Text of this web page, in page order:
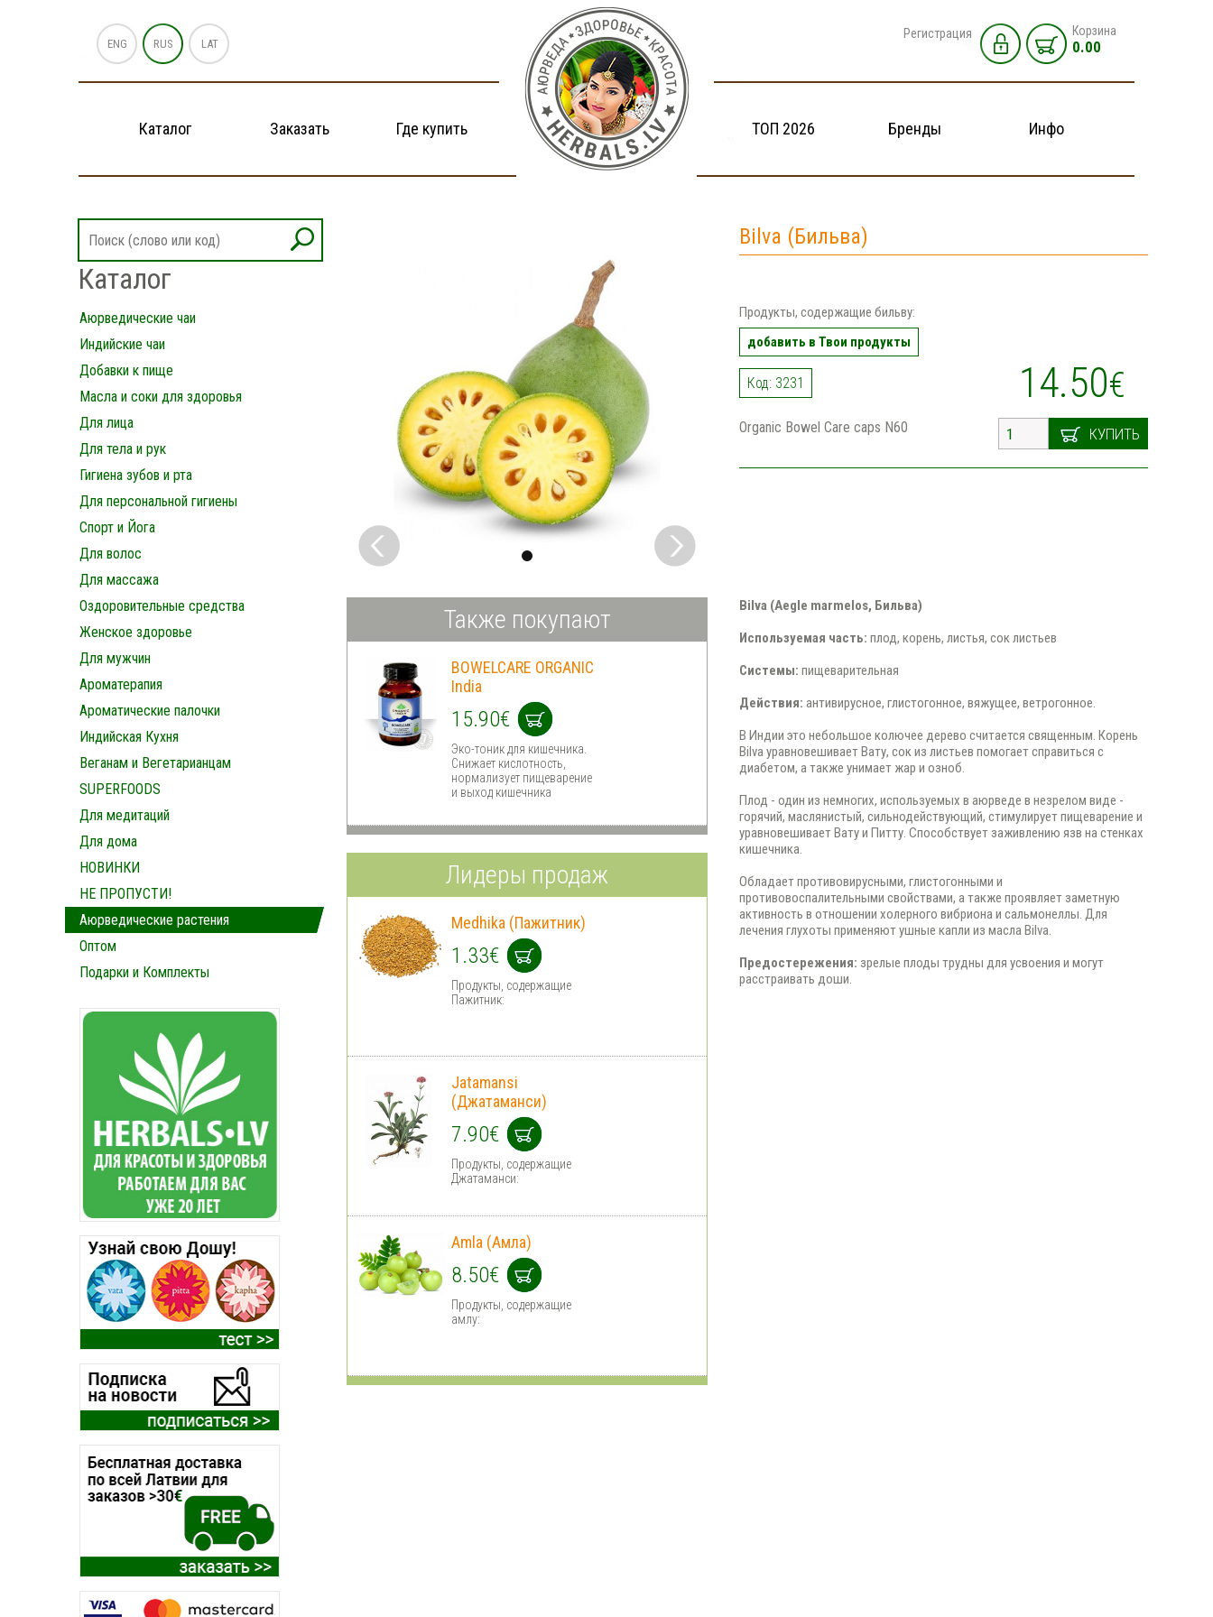
ENG RUS LAT
Регистрация Корзина
0.00
Каталог Заказать Где купить ТОП 2026 Бренды Инфо
Каталог
Аюрведические чаи
Индийские чаи
Добавки к пище
Масла и соки для здоровья
Для лица
Для тела и рук
Гигиена зубов и рта
Для персональной гигиены
Спорт и Йога
Для волос
Для массажа
Оздоровительные средства
Женское здоровье
Для мужчин
Ароматерапия
Ароматические палочки
Индийская Кухня
Веганам и Вегетарианцам
SUPERFOODS
Для медитаций
Для дома
НОВИНКИ
НЕ ПРОПУСТИ!
Аюрведические растения
Оптом
Подарки и Комплекты
Bilva (Бильва)
Продукты, содержащие бильву:
добавить в Твои продукты
Код: 3231 14.50€
КУПИТЬ
Organic Bowel Care caps N60
Bilva (Aegle marmelos, Бильва)
Используемая часть: плод, корень, листья, сок листьев
Системы: пищеварительная
Действия: антивирусное, глистогонное, вяжущее, ветрогонное.
В Индии это небольшое колючее дерево считается священным. Корень
Bilva уравновешивает Вату, сок из листьев помогает справиться с
диабетом, а также унимает жар и озноб.
Плод - один из немногих, используемых в аюрведе в незрелом виде -
горячий, маслянистый, сильнодействующий, стимулирует пищеварение и
уравновешивает Вату и Питту. Способствует заживлению язв на стенках
кишечника.
Обладает противовирусными, глистогонными и
противовоспалительными свойствами, а также проявляет заметную
активность в отношении холерного вибриона и сальмонеллы. Для
лечения глухоты применяют ушные капли из масла Bilva.
Предостережения: зрелые плоды трудны для усвоения и могут
расстраивать доши.
Также покупают
BOWELCARE ORGANIC
India
15.90€
Эко-тоник для кишечника.
Снижает кислотность,
нормализует пищеварение
и выход кишечника
Лидеры продаж
Medhika (Пажитник)
1.33€
Продукты, содержащие
Пажитник:
Jatamansi
(Джатаманси)
7.90€
Продукты, содержащие
Джатаманси:
Amla (Амла)
8.50€
Продукты, содержащие
амлу: